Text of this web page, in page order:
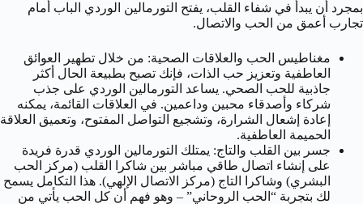
بمجرد أن يبدأ في شفاء القلب، يفتح التورمالين الوردي الباب أمام
تجارب أعمق من الحب والاتصال.
مغناطيس الحب والعلاقات الصحية: من خلال تطهير العوائق
العاطفية وتعزيز حب الذات، فإنك تصبح بطبيعة الحال أكثر
جاذبية للحب الصحي. يساعد التورمالين الوردي على جذب
شركاء وأصدقاء محبين وداعمين. في العلاقات القائمة، يمكنه
إعادة إشعال الشرارة، وتشجيع التواصل المفتوح، وتعميق العلاقة
الحميمة العاطفية.
جسر بين القلب والتاج: يمتلك التورمالين الوردي قدرة فريدة
على إنشاء اتصال طاقي مباشر بين شاكرا القلب (مركز الحب
البشري) وشاكرا التاج (مركز الاتصال الإلهي). هذا التكامل يسمح
لك بتجربة “الحب الروحاني” – وهو فهم أن كل الحب يأتي من